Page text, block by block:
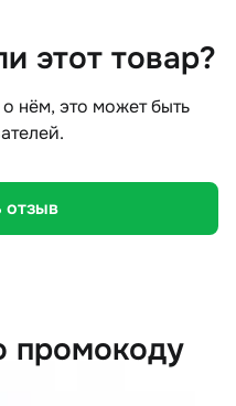
этот товар?
нём, это может быть
отзыв
промокоду